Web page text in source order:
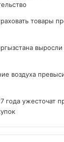
товары
воздуха
года ужесточат